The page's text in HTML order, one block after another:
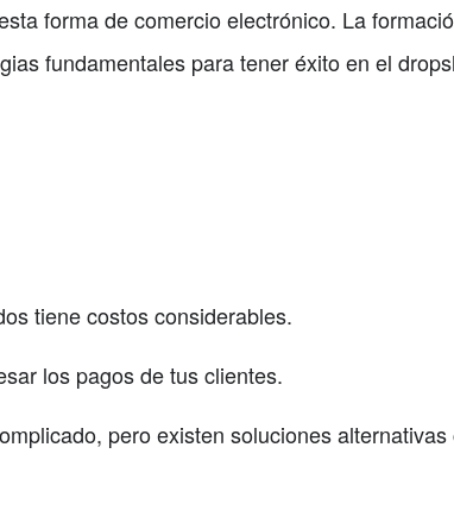
forma de comercio electrónico. La
fundamentales para tener éxito en el
tiene costos considerables.
los pagos de tus clientes.
pero existen soluciones alternativas